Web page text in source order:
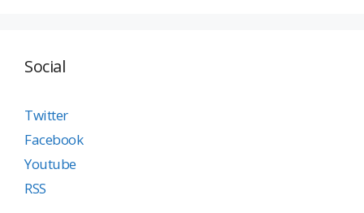
Social
Twitter
Facebook
Youtube
RSS